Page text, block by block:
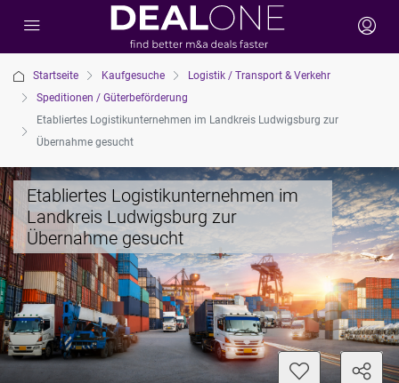
Startseite Kaufgesuche
Logistik / Transport & Verkehr
Speditionen / Güterbeförderung
Etabliertes Logistikunternehmen im Landkreis Ludwigsburg zur
Übernahme gesucht
Etabliertes Logistikunternehmen im
Landkreis Ludwigsburg zur
Übernahme gesucht